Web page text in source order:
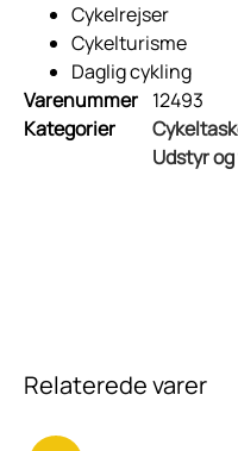
Cykelrejser
Cykelturisme
Daglig cykling
Varenummer 12493
Kategorier
Udstyr
Relaterede varer